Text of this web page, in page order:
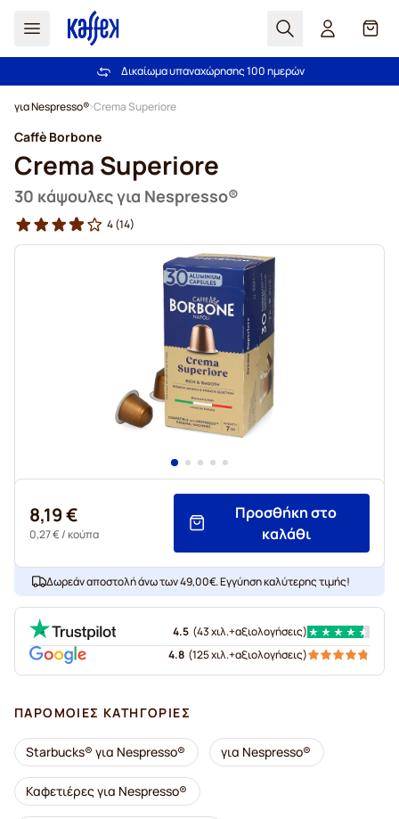
Αναζήτηση
Δωρεάν αποστολή άνω των 49,00€
Δικαίωμα υπαναχώρησης 100 ημερών
για Nespresso® Crema Superiore
Caffè Borbone
Crema Superiore
30 κάψουλες για Nespresso®
4(14)
8,19 €
0,27 €/ κούπα
Προσθήκη στο
καλάθι
Δωρεάν αποστολή άνω των 49,00€. Εγγύηση καλύτερης τιμής!
4.5 (43 χιλ.+αξιολογήσεις)
4.8 (125 χιλ.+αξιολογήσεις)
ΠΑΡΌΜΟΙΕΣ ΚΑΤΗΓΟΡΊΕΣ
Starbucks® για Nespresso® για Nespresso®
Καφετιέρες για Nespresso®